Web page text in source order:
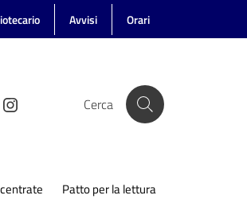
Avvisi Orari
Cerca
Patto per la lettura